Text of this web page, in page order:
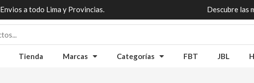
Envios a todo Lima y Provincias. Descubre las
Tienda Marcas Categorías FBT JBL